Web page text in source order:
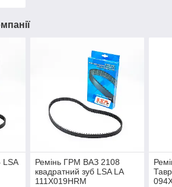
Ремінь ГРМ ВАЗ 2108
квадратний зуб LSA LA
111X019HRM